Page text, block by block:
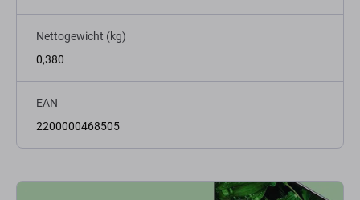
Nettogewicht (kg)
0,380
EAN
2200000468505